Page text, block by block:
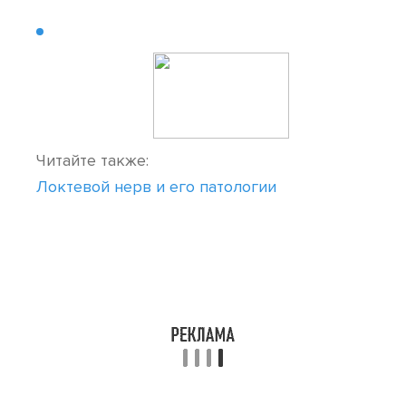
Читайте также:
Локтевой нерв и его патологии